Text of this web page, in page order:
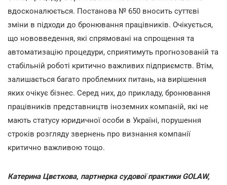
вдосконалюється. Постанова № 650 вносить суттєві
зміни в підходи до бронювання працівників. Очікується,
що нововведення, які спрямовані на спрощення та
автоматизацію процедури, сприятимуть прогнозованій та
стабільній роботі критично важливих підприємств. Втім,
залишається багато проблемних питань, на вирішення
яких очікує бізнес. Серед них, до прикладу, бронювання
працівників представництв іноземних компаній, які не
мають статусу юридичної особи в Україні, порушення
строків розгляду звернень про визнання компанії
критично важливою тощо.
Катерина Цвєткова, партнерка судової практики GOLAW,